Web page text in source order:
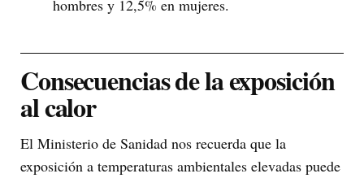
hombres y 12,5% en mujeres.
Consecuencias de la exposición
al calor
El Ministerio de Sanidad nos recuerda que la
exposición a temperaturas ambientales elevadas puede